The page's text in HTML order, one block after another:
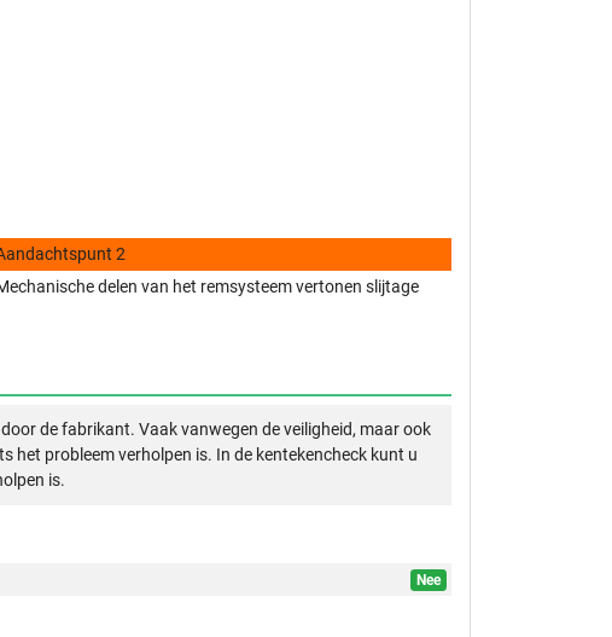
2
delen van het remsysteem vertonen slijtage
de fabrikant. Vaak vanwegen de veiligheid, maar ook
het probleem verholpen is. In de kentekencheck kunt u
is.
Nee